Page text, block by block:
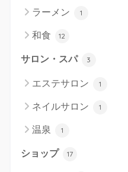
ラーメン 1
和食 12
サロン・スパ 3
エステサロン 1
ネイルサロン 1
温泉 1
ショップ 17